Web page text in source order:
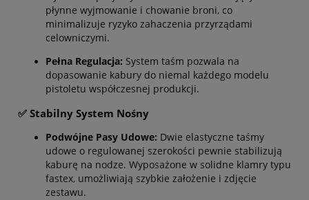
płynne wyjmowanie i chowanie broni, co
minimalizuje ryzyko zahaczenia przyrządami
celowniczymi.
Pełna Regulacja: System taśm pozwala na
dopasowanie kabury do niemal każdego modelu
pistoletu współczesnej produkcji.
✅ Stabilny System Nośny
Podwójne Pasy Udowe: Dwie elastyczne taśmy
udowe o regulowanej szerokości pewnie stabilizują
kaburę na nodze. Wyposażone w solidne klamry typu
fastex, umożliwiają szybkie założenie i zdjęcie
zestawu.